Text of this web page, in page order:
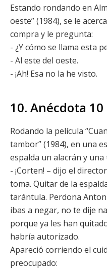
Estando rondando en
oeste” (1984), se le
compra y le pregunta:
- ¿Y cómo se llama esta
- Al este del oeste.
- ¡Ah! Esa no la he visto.
10. Anécdota 10
Rodando la película
tambor” (1984), en una
espalda un alacrán y
- ¡Corten! – dijo el
toma. Quitar de la
tarántula. Perdona
ibas a negar, no te dije
porque ya les han
habría autorizado.
Apareció corriendo el
preocupado: